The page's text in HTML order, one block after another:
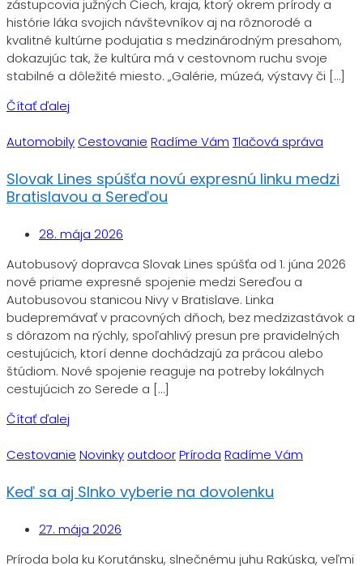
zástupcovia južných Čiech, kraja, ktorý okrem prírody a
histórie láka svojich návštevníkov aj na rôznorodé a
kvalitné kultúrne podujatia s medzinárodným presahom,
dokazujúc tak, že kultúra má v cestovnom ruchu svoje
stabilné a dôležité miesto. „Galérie, múzeá, výstavy či […]
Čítať ďalej
Automobily Cestovanie Radíme Vám Tlačová správa
Slovak Lines spúšťa novú expresnú linku medzi
Bratislavou a Sereďou
28. mája 2026
Autobusový dopravca Slovak Lines spúšťa od 1. júna 2026
nové priame expresné spojenie medzi Sereďou a
Autobusovou stanicou Nivy v Bratislave. Linka
budepremávať v pracovných dňoch, bez medzizastávok a
s dôrazom na rýchly, spoľahlivý presun pre pravidelných
cestujúcich, ktorí denne dochádzajú za prácou alebo
štúdiom. Nové spojenie reaguje na potreby lokálnych
cestujúcich zo Serede a […]
Čítať ďalej
Cestovanie Novinky outdoorPríroda Radíme Vám
Keď sa aj Slnko vyberie na dovolenku
27. mája 2026
Príroda bola ku Korutánsku, slnečnému juhu Rakúska, veľmi